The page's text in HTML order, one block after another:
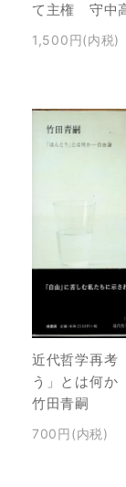
て主権 守中
1,500円(内税)
近代哲学再
う」とは何
竹田青嗣
700円(内税)